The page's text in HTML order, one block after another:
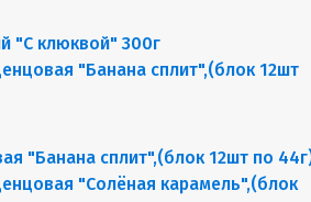
"С клюквой" 300г
"Банана сплит",(блок 12шт по